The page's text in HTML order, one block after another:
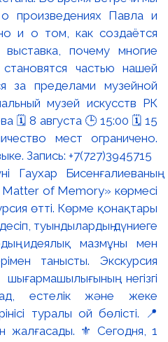
произведениях Павла и
и о том, как создаётся
почему многие
частью нашей
за пределами музейной
музей искусств РК
🗓 8 августа 🕒 15:00 🗓 15
мест ограничено.
Запись: +7(727)3945715